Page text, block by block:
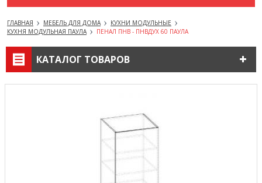
ГЛАВНАЯ МЕБЕЛЬ ДЛЯ ДОМА
КУХНИ МОДУЛЬНЫЕ
КУХНЯ МОДУЛЬНАЯ ПАУЛА
ПЕНАЛ ПНВ - ПНВДУХ 60 ПАУЛА
КАТАЛОГ ТОВАРОВ